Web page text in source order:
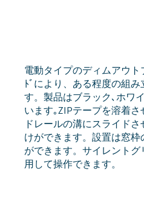
電動タイプのディムアウ
ﾄﾞにより、ある程度の組
す。製品はブラック､ホワ
います｡ZIPテープを溶着
ドレールの溝にスライド
けができます。設置は窓
ができます。サイレント
用して操作できます。